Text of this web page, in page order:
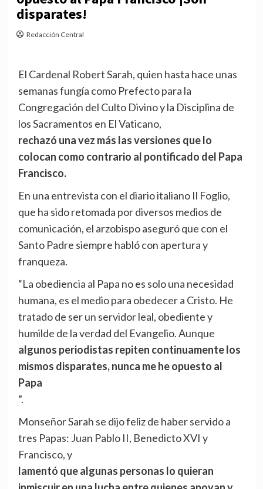
disparates!
Redacción Central
El Cardenal Robert Sarah, quien hasta hace unas
semanas fungía como Prefecto para la
Congregación del Culto Divino y la Disciplina de
los Sacramentos en El Vaticano,
rechazó una vez más las versiones que lo
colocan como contrario al pontificado del Papa
Francisco.
En una entrevista con el diario italiano Il Foglio,
que ha sido retomada por diversos medios de
comunicación, el arzobispo aseguró que con el
Santo Padre siempre habló con apertura y
franqueza.
“La obediencia al Papa no es solo una necesidad
humana, es el medio para obedecer a Cristo. He
tratado de ser un servidor leal, obediente y
humilde de la verdad del Evangelio. Aunque
algunos periodistas repiten continuamente los
mismos disparates, nunca me he opuesto al
Papa
”.
Monseñor Sarah se dijo feliz de haber servido a
tres Papas: Juan Pablo II, Benedicto XVI y
Francisco, y
lamentó que algunas personas lo quieran